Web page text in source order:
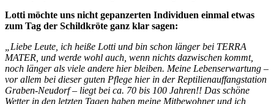
Lotti möchte uns nicht gepanzerten Individuen einmal etwas
zum Tag der Schildkröte ganz klar sagen:
„Liebe Leute, ich heiße Lotti und bin schon länger bei TERRA
MATER, und werde wohl auch, wenn nichts dazwischen kommt,
noch länger als viele andere hier bleiben. Meine Lebenserwartung –
vor allem bei dieser guten Pflege hier in der Reptilienauffangstation
Graben-Neudorf – liegt bei ca. 70 bis 100 Jahren!! Das schöne
Wetter in den letzten Tagen haben meine Mitbewohner und ich